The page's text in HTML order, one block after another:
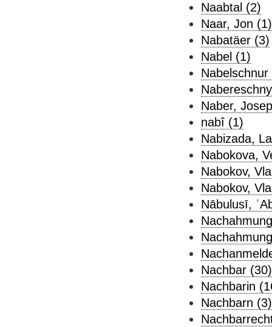
Naabtal (2)
Naar, Jon (1)
Nabatäer (3)
Nabel (1)
Nabelschnur
Naber,
nabî (1)
Nabizada,
Nabokova,
Nabokov,
Nabokov,
Nābulusī,
Nachbar (30)
Nachbarin
Nachbarn (3)